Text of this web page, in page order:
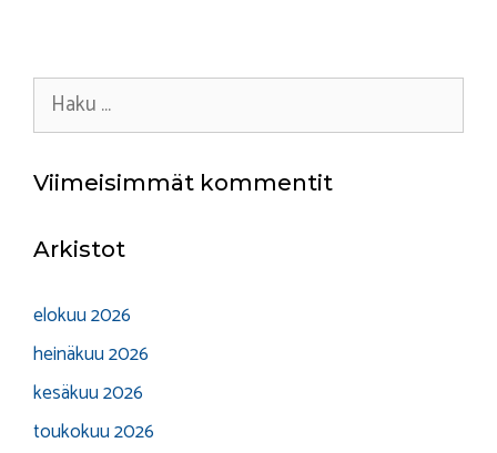
Haku:
Viimeisimmät kommentit
Arkistot
elokuu 2026
heinäkuu 2026
kesäkuu 2026
toukokuu 2026